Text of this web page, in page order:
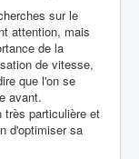
sur le
attention, mais
de la
de vitesse,
que l'on se
avant.
très particulière et
d'optimiser sa